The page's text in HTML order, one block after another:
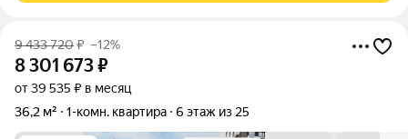
9 433 720₽ –12%
8 301 673₽
от 39 535 ₽ в месяц
36,2 м²
1-комн. квартира 6 этаж из 25